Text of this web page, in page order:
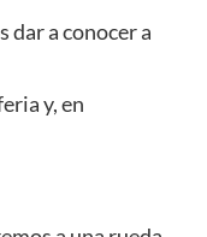
dar a conocer a
y, en